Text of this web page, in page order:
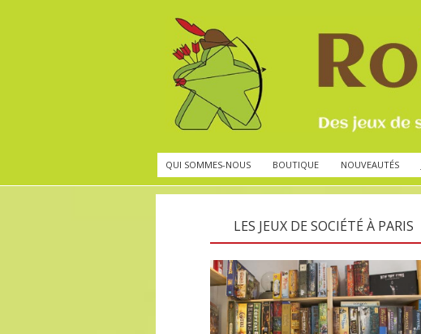
QUI SOMMES-NOUS BOUTIQUE NOUVEAUTÉS
LES JEUX DE SOCIÉTÉ À PARIS